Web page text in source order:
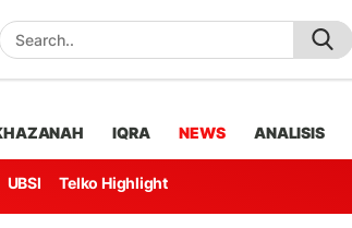
IQRA NEWS ANALISIS
UBSI Telko Highlight